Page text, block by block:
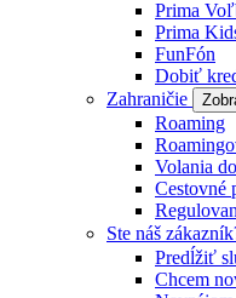
Prima
Prima
FunFón
Dobiť
Zahraničie
Roaming
Volania
Cestovné
Ste náš
Predĺžiť
Chcem